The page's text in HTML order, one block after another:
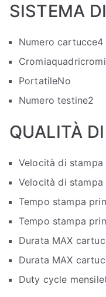
SISTEMA
Numero cartucce4
Cromia
PortatileNo
Numero testine2
QUALITÀ
Velocità di
Velocità di
Tempo stampa
Tempo stampa
Durata MAX
Durata MAX
Duty cycle mensile